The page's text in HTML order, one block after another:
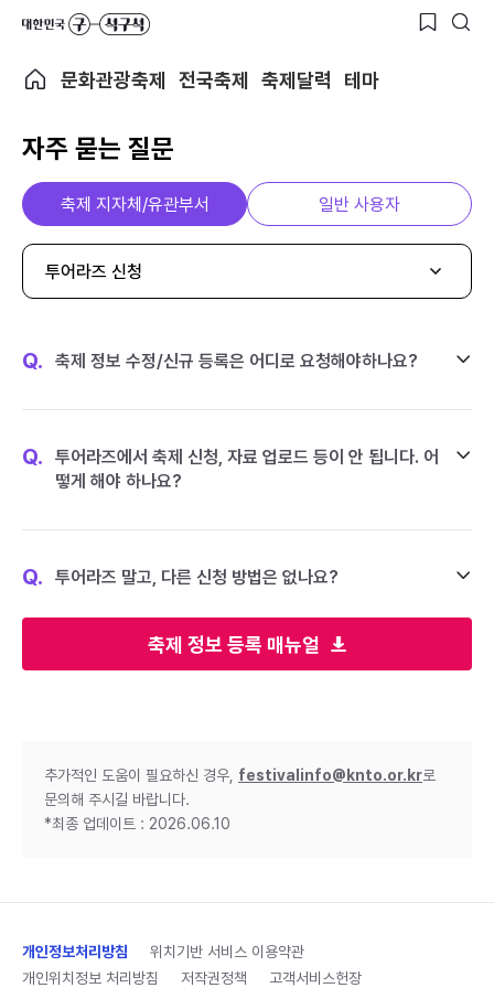
문화관광축제 전국축제 축제달력 테마
자주 묻는 질문
축제 정보 등록 매뉴얼
축제 지자체/유관부서 일반 사용자
투어라즈 신청
Q. 축제 정보 수정/신규 등록은 어디로 요청해야하나요?
Q.
투어라즈에서 축제 신청, 자료 업로드 등이 안 됩니다. 어
떻게 해야 하나요?
Q. 투어라즈 말고, 다른 신청 방법은 없나요?
추가적인 도움이 필요하신 경우, festivalinfo@knto.or.kr로
문의해 주시길 바랍니다.
*최종 업데이트 : 2026.06.10
개인정보처리방침
위치기반 서비스 이용약관
개인위치정보 처리방침
저작권정책 고객서비스헌장